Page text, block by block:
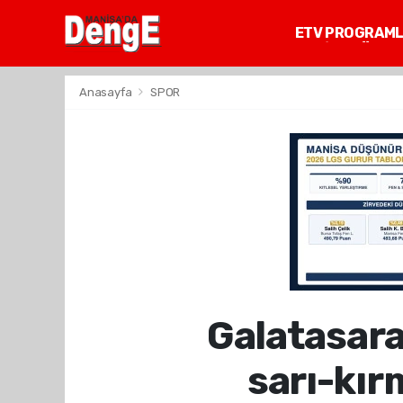
ETV
Anasayfa SPOR
sarı-